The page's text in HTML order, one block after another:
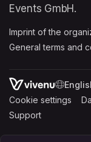
Events GmbH.
Imprint of the
General terms and
Cookie settings
Support